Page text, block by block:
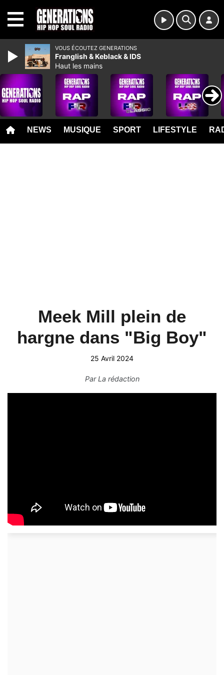
NEWS MUSIQUE SPORT LIFESTYLE
Meek Mill plein de
hargne dans "Big Boy"
25 Avril 2024
ParLa rédaction
VOUS ÉCOUTEZ GENERATIONS
Franglish & Keblack & IDS
Haut les mains